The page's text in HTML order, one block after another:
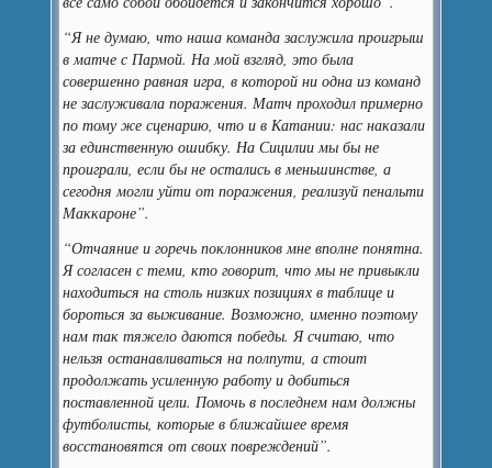
“Я не думаю, что наша команда заслужила проигрыш
в матче с Пармой. На мой взгляд, это была
совершенно равная игра, в которой ни одна из команд
не заслуживала поражения. Матч проходил примерно
по тому же сценарию, что и в Катании: нас наказали
за единственную ошибку. На Сицилии мы бы не
проиграли, если бы не остались в меньшинстве, а
сегодня могли уйти от поражения, реализуй пенальти
Маккароне”.
“Отчаяние и горечь поклонников мне вполне понятна.
Я согласен с теми, кто говорит, что мы не привыкли
находиться на столь низких позициях в таблице и
бороться за выживание. Возможно, именно поэтому
нам так тяжело даются победы. Я считаю, что
нельзя останавливаться на полпути, а стоит
продолжать усиленную работу и добиться
поставленной цели. Помочь в последнем нам должны
футболисты, которые в ближайшее время
восстановятся от своих повреждений”.